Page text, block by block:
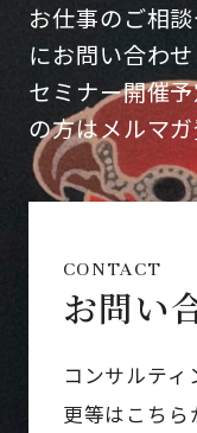
お仕事のご相
にお問い合わせ
セミナー開催
の方はメルマ
CONTACT
お問い
コンサルテ
更等はこちら